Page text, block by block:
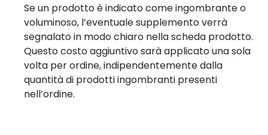
Se un prodotto è indicato come ingombrante o
voluminoso, l’eventuale supplemento verrà
segnalato in modo chiaro nella scheda prodotto.
Questo costo aggiuntivo sarà applicato una sola
volta per ordine, indipendentemente dalla
quantità di prodotti ingombranti presenti
nell’ordine.